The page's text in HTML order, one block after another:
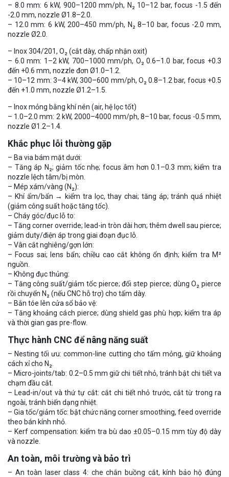
– 8.0 mm: 6 kW, 900–1200 mm/ph, N₂ 10–12 bar, focus -1.5 đến
-2.0 mm, nozzle Ø1.8–2.0.
– 12.0 mm: 6 kW, 200–450 mm/ph, N₂ 8–10 bar, focus -2.0 mm,
nozzle Ø2.0.
– Inox 304/201, O₂ (cắt dày, chấp nhận oxit)
– 6.0 mm: 1–2 kW, 700–1000 mm/ph, O₂ 0.6–1.0 bar, focus +0.3
đến +0.6 mm, nozzle đơn Ø1.0–1.2.
– 10–12 mm: 3–4 kW, 300–600 mm/ph, O₂ 0.8–1.2 bar, focus +0.5
đến +1.0 mm, nozzle Ø1.2–1.5.
– Inox mỏng bằng khí nén (air, hệ lọc tốt)
– 1.0–2.0 mm: 2 kW, 2000–4000 mm/ph, 8–10 bar, focus -0.5 mm,
nozzle Ø1.2–1.4.
Khắc phục lỗi thường gặp
– Ba via bám mặt dưới:
– Tăng áp N₂; giảm tốc nhẹ; focus âm hơn 0.1–0.3 mm; kiểm tra
nozzle lệch tâm/bị mòn.
– Mép xám/vàng (N₂):
– Khí ẩm/bẩn → kiểm tra lọc, thay chai; tăng áp; tránh quá nhiệt
(giảm công suất hoặc tăng tốc).
– Cháy góc/đục lỗ to:
– Tăng corner override; lead-in tròn dài hơn; thêm dwell sau pierce;
giảm duty/điện áp trong giai đoạn đục lỗ.
– Vân cắt nghiêng/gợn lớn:
– Focus sai; lens bẩn; chiều cao cắt không ổn định; kiểm tra M²
nguồn.
– Không đục thủng:
– Tăng công suất/giảm tốc pierce; đổi step pierce; dùng O₂ pierce
rồi chuyển N₂ (nếu CNC hỗ trợ) cho tấm dày.
– Bắn tóe lên cửa sổ bảo vệ:
– Tăng khoảng cách pierce; dùng shield gas phù hợp; kiểm tra áp
và thời gian gas pre-flow.
Thực hành CNC để nâng năng suất
– Nesting tối ưu: common-line cutting cho tấm mỏng, giữ khoảng
cách xỉ cho N₂.
– Micro-joints/tab: 0.2–0.5 mm giữ chi tiết nhỏ, tránh bật chi tiết va
chạm đầu cắt.
– Lead-in/out và thứ tự cắt: cắt chi tiết nhỏ trước, cắt từ trong ra
ngoài, tránh biến dạng nhiệt.
– Gia tốc/giảm tốc: bật chức năng corner smoothing, feed override
theo bán kính nhỏ.
– Kerf compensation: kiểm tra bù dao ±0.05–0.15 mm tùy độ dày
và nozzle.
An toàn, môi trường và bảo trì
– An toàn laser class 4: che chắn buồng cắt, kính bảo hộ đúng